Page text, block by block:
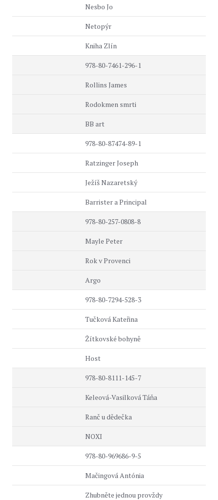
Nesbo Jo
Netopýr
Kniha Zlín
978-80-7461-296-1
Rollins James
Rodokmen smrti
BB art
978-80-87474-89-1
Ratzinger Joseph
Ježíš Nazaretský
Barrister a Principal
978-80-257-0808-8
Mayle Peter
Rok v Provenci
Argo
978-80-7294-528-3
Tučková Kateřina
Žítkovské bohyně
Host
978-80-8111-145-7
Keleová-Vasilková Táňa
Ranč u dědečka
NOXI
978-80-969686-9-5
Mačingová Antónia
Zhubněte jednou provždy